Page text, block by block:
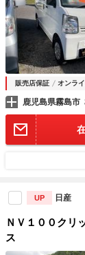
販売店保証 オンラ
鹿児島県霧島市
UP 日産
ＮＶ１００ク
ス